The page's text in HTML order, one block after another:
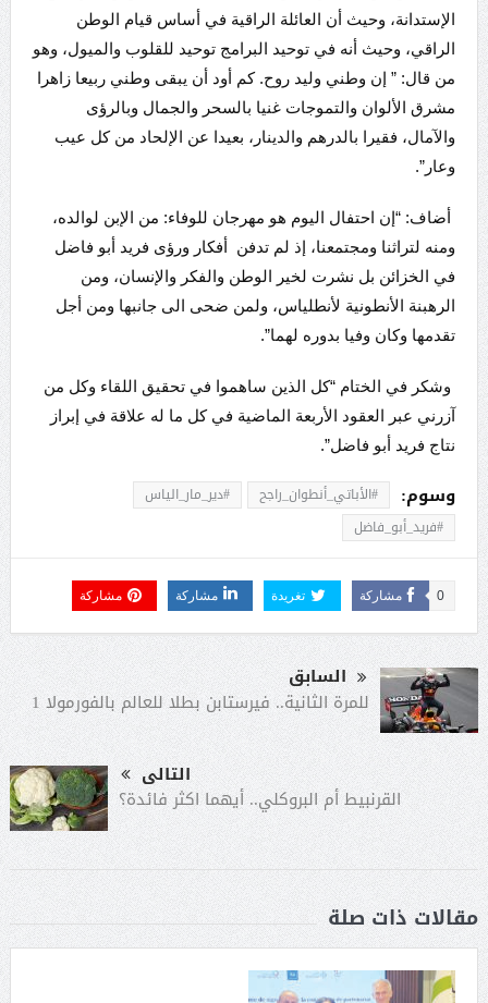
الإستدانة، وحيث أن العائلة الراقية في أساس قيام الوطن
الراقي، وحيث أنه في توحيد البرامج توحيد للقلوب والميول، وهو
من قال: ” إن وطني وليد روح. كم أود أن يبقى وطني ربيعا زاهرا
مشرق الألوان والتموجات غنيا بالسحر والجمال وبالرؤى
والآمال، فقيرا بالدرهم والدينار، بعيدا عن الإلحاد من كل عيب
وعار”.
أضاف: “إن احتفال اليوم هو مهرجان للوفاء: من الإبن لوالده،
ومنه لتراثنا ومجتمعنا، إذ لم تدفن أفكار ورؤى فريد أبو فاضل
في الخزائن بل نشرت لخير الوطن والفكر والإنسان، ومن
الرهبنة الأنطونية لأنطلياس، ولمن ضحى الى جانبها ومن أجل
تقدمها وكان وفيا بدوره لهما”.
وشكر في الختام “كل الذين ساهموا في تحقيق اللقاء وكل من
آزرني عبر العقود الأربعة الماضية في كل ما له علاقة في إبراز
نتاج فريد أبو فاضل”.
وسوم: #الأباتي_أنطوان_راجح
#دير_مار_الياس
#فريد_أبو_فاضل
مشاركة 0 تغريدة مشاركة مشاركة
السابق
للمرة الثانية.. فيرستابن بطلا للعالم بالفورمولا 1
التالى
القرنبيط أم البروكلي.. أيهما اكثر فائدة؟
مقالات ذات صلة